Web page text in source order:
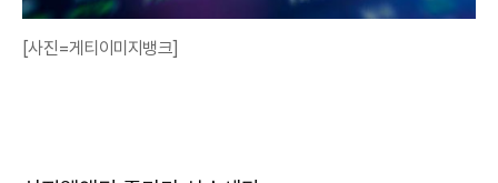
[사진=게티이미지뱅크]